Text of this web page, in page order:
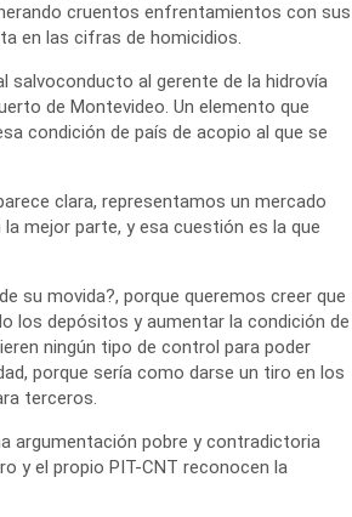
cruentos enfrentamientos con sus
en las cifras de homicidios.
salvoconducto al gerente de la hidrovía
de Montevideo. Un elemento que
condición de país de acopio al que se
clara, representamos un mercado
mejor parte, y esa cuestión es la que
su movida?, porque queremos creer que
los depósitos y aumentar la condición de
ningún tipo de control para poder
porque sería como darse un tiro en los
terceros.
argumentación pobre y contradictoria
y el propio PIT-CNT reconocen la